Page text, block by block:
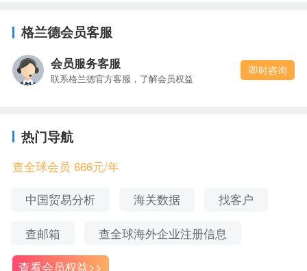
后，客户付款前担心资金安全，或者客户在多个供
公司财务实力、履约一直有保障，跟我们合作有保
障。
首先，证明自己企业是真实存在、合法存在的。
格兰德会员客服
会员服务客服
联系格兰德官方客服，了解会员权益
即时咨询
热门导航
查全球会员 666元/年
中国贸易分析 海关数据 找客户
查邮箱 查全球海外企业注册信息
查看会员权益>>